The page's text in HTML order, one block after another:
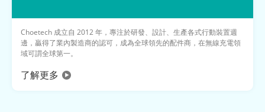
Choetech 成立自 2012 年，專注於研發、設計、生產各式行動裝置週
邊，贏得了業內製造商的認可，成為全球領先的配件商，在無線充電領
域可謂全球第一。
了解更多